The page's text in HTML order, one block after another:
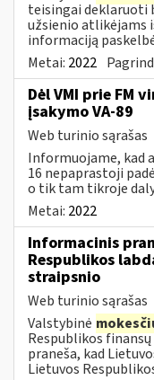
teisingai deklaruoti
užsienio atlikėjams
informaciją
Metai: 2022
Dėl VMI prie FM
įsakymo VA-89
Web turinio sąrašas
Informuojame, kad
16 nepaprastoji
o tik tam tikroje
Metai: 2022
Informacinis
Respublikos
straipsnio
Web turinio sąrašas
Valstybinė
Respublikos
praneša, kad
Lietuvos